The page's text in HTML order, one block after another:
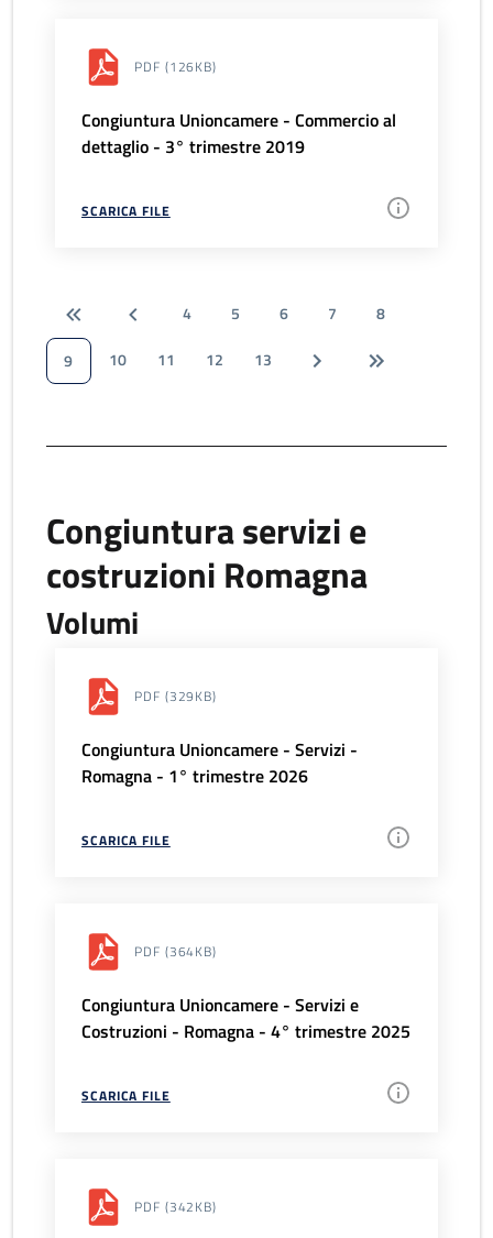
PDF (126KB)
Congiuntura Unioncamere - Commercio al
dettaglio - 3° trimestre 2019
SCARICA FILE
4 5 6 7
8
9
10 11 12 13
Congiuntura servizi e
costruzioni Romagna
Volumi
PDF (329KB)
Congiuntura Unioncamere - Servizi -
Romagna - 1° trimestre 2026
SCARICA FILE
PDF (364KB)
Congiuntura Unioncamere - Servizi e
Costruzioni - Romagna - 4° trimestre 2025
SCARICA FILE
PDF (342KB)